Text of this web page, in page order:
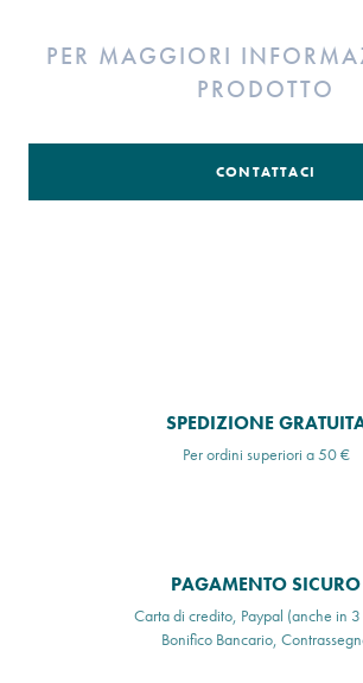
PER MAGGIORI
PRODOTTO
CONTATTACI
SPEDIZIONE
Per ordini superiori a 50 €
PAGAMENTO SICURO
Carta di credito, Paypal (anche in
Bonifico Bancario,